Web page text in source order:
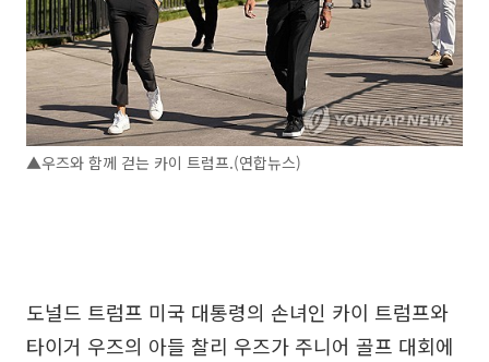
▲우즈와 함께 걷는 카이 트럼프.(연합뉴스)
도널드 트럼프 미국 대통령의 손녀인 카이 트럼프와
타이거 우즈의 아들 찰리 우즈가 주니어 골프 대회에